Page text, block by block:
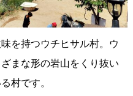
を持つウチヒサル村。ウ
まな形の岩山をくり抜い
村です。